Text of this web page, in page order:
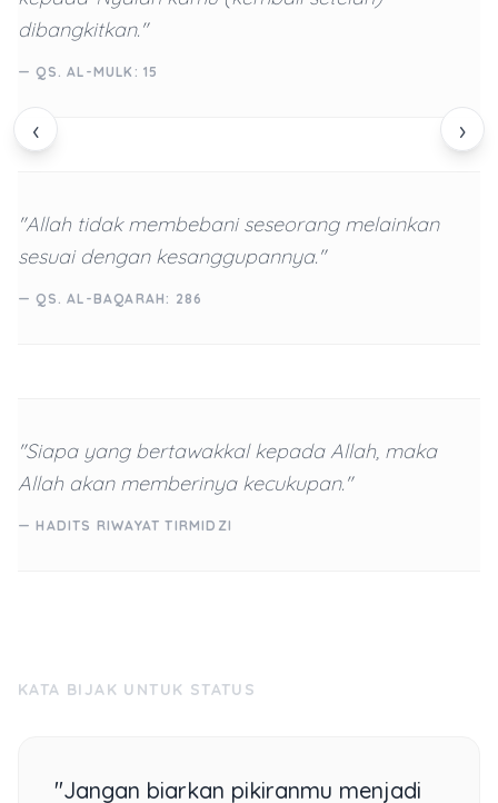
‹ ›
dibangkitkan."
— QS. AL-MULK: 15
"Allah tidak membebani seseorang melainkan
sesuai dengan kesanggupannya."
— QS. AL-BAQARAH: 286
"Siapa yang bertawakkal kepada Allah, maka
Allah akan memberinya kecukupan."
— HADITS RIWAYAT TIRMIDZI
KATA BIJAK UNTUK STATUS
"Jangan biarkan pikiranmu menjadi